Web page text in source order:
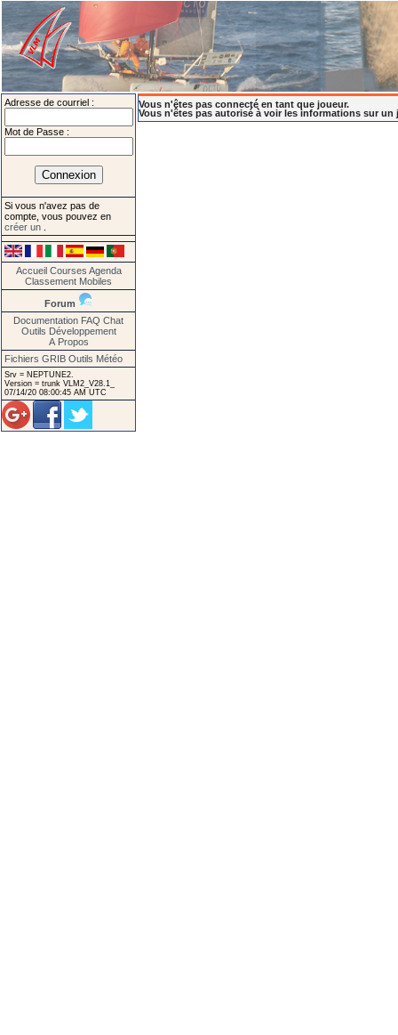
Adresse de courriel :
Mot de Passe :
Si vous n'avez pas de
compte, vous pouvez en
créer un
Accueil Courses Agenda
Classement Mobiles
Forum
Documentation FAQ Chat
Outils Développement
A Propos
Fichiers GRIB Outils Météo
Srv = NEPTUNE2.
Version = trunk VLM2_V28.1_
07/14/20 08:00:45 AM UTC
Vous n'êtes pas connecté en tant que joueur.
Vous n'êtes pas autorisé à voir les informations sur un